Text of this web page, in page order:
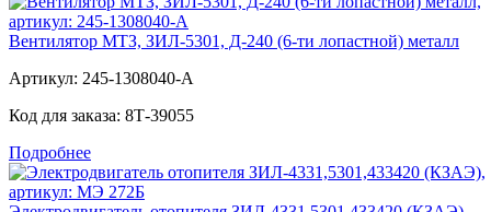
Вентилятор МТЗ, ЗИЛ-5301, Д-240 (6-ти лопастной) металл
Артикул: 245-1308040-А
Код для заказа: 8Т-39055
Подробнее